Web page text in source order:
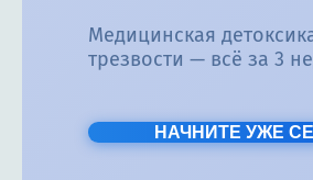
Медицинская
трезвости — всё за 3
НАЧНИТЕ УЖЕ